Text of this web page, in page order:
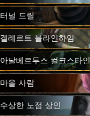
터널 드릴
겔레르트 블라인하임
아달베르투스 컬크스타인
마을 사람
수상한 노점 상인